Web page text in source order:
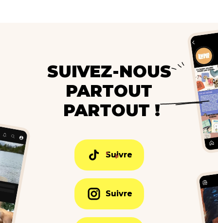
SUIVEZ-NOUS
PARTOUT
PARTOUT !
Suivre
Suivre
Suivre
Suivre